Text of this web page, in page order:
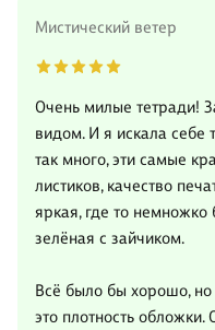
Мистический ветер
Очень милые тетради!
видом. И я искала себе
так много, эти самые
листиков, качество
яркая, где то немножко
зелёная с зайчиком.
Всё было бы хорошо,
это плотность обложки.